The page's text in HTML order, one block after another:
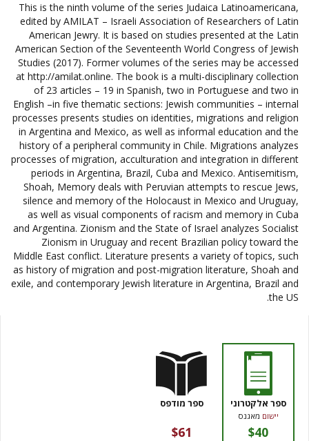
This is the ninth volume of the series Judaica Latinoamericana,
edited by AMILAT – Israeli Association of Researchers of Latin
American Jewry. It is based on studies presented at the Latin
American Section of the Seventeenth World Congress of Jewish
Studies (2017). Former volumes of the series may be accessed
at http://amilat.online. The book is a multi-disciplinary collection
of 23 articles – 19 in Spanish, two in Portuguese and two in
English –in five thematic sections: Jewish communities – internal
processes presents studies on identities, migrations and religion
in Argentina and Mexico, as well as informal education and the
history of a peripheral community in Chile. Migrations analyzes
processes of migration, acculturation and integration in different
periods in Argentina, Brazil, Cuba and Mexico. Antisemitism,
Shoah, Memory deals with Peruvian attempts to rescue Jews,
silence and memory of the Holocaust in Mexico and Uruguay,
as well as visual components of racism and memory in Cuba
and Argentina. Zionism and the State of Israel analyzes Socialist
Zionism in Uruguay and recent Brazilian policy toward the
Middle East conflict. Literature presents a variety of topics, such
as history of migration and post-migration literature, Shoah and
exile, and contemporary Jewish literature in Argentina, Brazil and
the US.
ספר אלקטרוני
יישום מאגנס
$40
ספר מודפס
$61